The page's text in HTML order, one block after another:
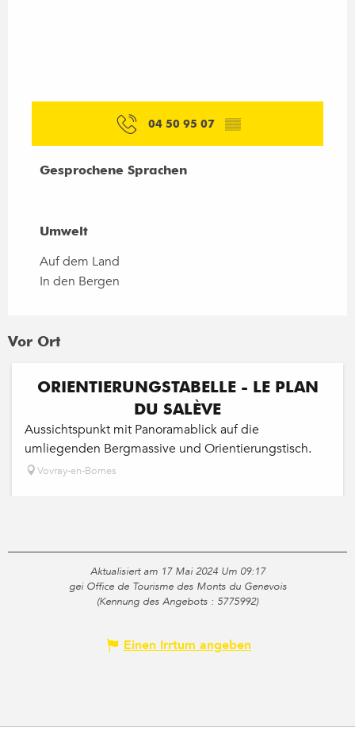
04 50 95 07 ▒▒
Gesprochene Sprachen
Gesprochene Sprachen
Umwelt
Umwelt
Auf dem Land
In den Bergen
Vor Ort
ORIENTIERUNGSTABELLE - LE PLAN
DU SALÈVE
Aussichtspunkt mit Panoramablick auf die
umliegenden Bergmassive und Orientierungstisch.
Vovray-en-Bornes
Aktualisiert am 17 Mai 2024 Um 09:17
gei Office de Tourisme des Monts du Genevois
(Kennung des Angebots : 5775992)
Einen Irrtum angeben